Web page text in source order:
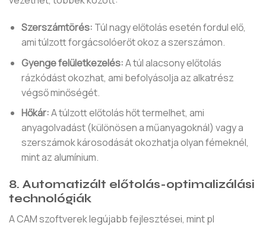
Szerszámtörés: Túl nagy előtolás esetén fordul elő,
ami túlzott forgácsolóerőt okoz a szerszámon.
Gyenge felületkezelés:A túl alacsony előtolás
rázkódást okozhat, ami befolyásolja az alkatrész
végső minőségét.
Hőkár:A túlzott előtolás hőt termelhet, ami
anyagolvadást (különösen a műanyagoknál) vagy a
szerszámok károsodását okozhatja olyan fémeknél,
mint az alumínium.
8. Automatizált előtolás-optimalizálási
technológiák
A CAM szoftverek legújabb fejlesztései, mint pl